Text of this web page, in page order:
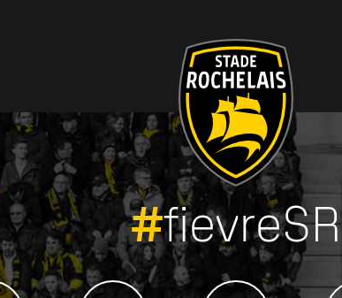
#fievreSR